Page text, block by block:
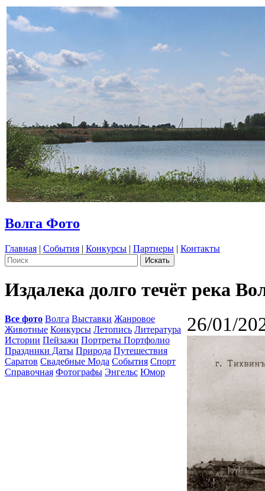
Волга Фото
Главная | События | Конкурсы | Партнеры | Контакты
Издалека долго течёт река
Все фото Волга Выставки Жанровое
Животные Конкурсы Летопись Литература
Истории Пейзажи Портреты Портфолио
Праздники Даты Природа Путешествия
Саратов Свадебные Мода События Спорт
Справочная Фотографы Энгельс Юмор
26/01/